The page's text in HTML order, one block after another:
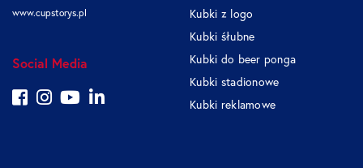
www.cupstorys.pl
Social Media
Kubki z logo
Kubki śłubne
Kubki do beer ponga
Kubki stadionowe
Kubki reklamowe